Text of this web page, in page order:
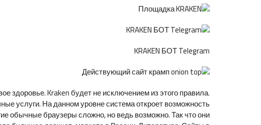
KRAKEN БОТ Telegram
здоровье. Kraken будет не исключением из этого правила.
услуги. На данном уровне система откроет возможность
обычные браузеры сложно, но ведь возможно. Так что они